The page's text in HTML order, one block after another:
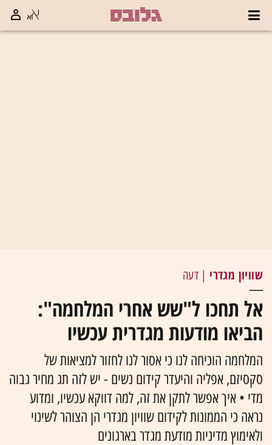
שוויון מגדרי | דעה
אל תחכו ל"שש אחרי המלחמה":
הביאו מודעות מגדרית עכשיו
המלחמה הוכיחה לנו כי אסור לנו לחזור למציאות של
סקסיזם, אפליה והיעדר קידום נשים - יש לזה תג מחיר גבוה
מדי • איך אפשר לתקן את זה, למה דווקא עכשיו, ומדוע
נראה כי הממונות לקידום שוויון מגדרי הן הצוהר לשינוי
ולאימוץ מדיניות מודעת מגדר בארגונים